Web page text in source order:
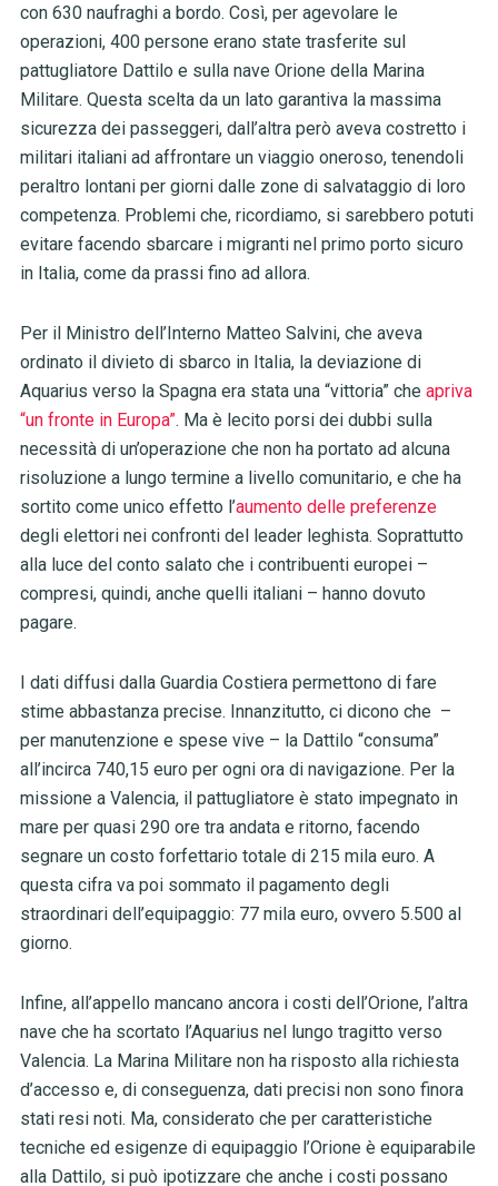
con 630 naufraghi a bordo. Così, per agevolare le
operazioni, 400 persone erano state trasferite sul
pattugliatore Dattilo e sulla nave Orione della Marina
Militare. Questa scelta da un lato garantiva la massima
sicurezza dei passeggeri, dall’altra però aveva costretto i
militari italiani ad affrontare un viaggio oneroso, tenendoli
peraltro lontani per giorni dalle zone di salvataggio di loro
competenza. Problemi che, ricordiamo, si sarebbero potuti
evitare facendo sbarcare i migranti nel primo porto sicuro
in Italia, come da prassi fino ad allora.
Per il Ministro dell’Interno Matteo Salvini, che aveva
ordinato il divieto di sbarco in Italia, la deviazione di
Aquarius verso la Spagna era stata una “vittoria” che apriva
“un fronte in Europa”. Ma è lecito porsi dei dubbi sulla
necessità di un’operazione che non ha portato ad alcuna
risoluzione a lungo termine a livello comunitario, e che ha
sortito come unico effetto l’aumento delle preferenze
degli elettori nei confronti del leader leghista. Soprattutto
alla luce del conto salato che i contribuenti europei –
compresi, quindi, anche quelli italiani – hanno dovuto
pagare.
I dati diffusi dalla Guardia Costiera permettono di fare
stime abbastanza precise. Innanzitutto, ci dicono che –
per manutenzione e spese vive – la Dattilo “consuma”
all’incirca 740,15 euro per ogni ora di navigazione. Per la
missione a Valencia, il pattugliatore è stato impegnato in
mare per quasi 290 ore tra andata e ritorno, facendo
segnare un costo forfettario totale di 215 mila euro. A
questa cifra va poi sommato il pagamento degli
straordinari dell’equipaggio: 77 mila euro, ovvero 5.500 al
giorno.
Infine, all’appello mancano ancora i costi dell’Orione, l’altra
nave che ha scortato l’Aquarius nel lungo tragitto verso
Valencia. La Marina Militare non ha risposto alla richiesta
d’accesso e, di conseguenza, dati precisi non sono finora
stati resi noti. Ma, considerato che per caratteristiche
tecniche ed esigenze di equipaggio l’Orione è equiparabile
alla Dattilo, si può ipotizzare che anche i costi possano